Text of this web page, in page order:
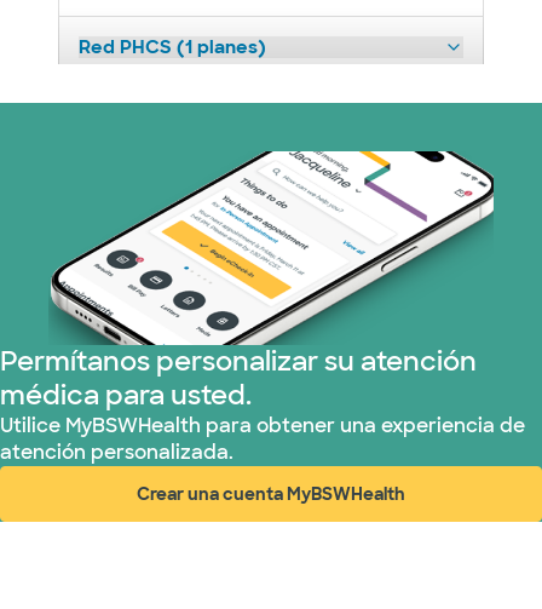
Red PHCS (1 planes)
Plan de Salud Superior (6 planes)
TriWest HealthCare (1 planes)
United HealthCare (18 planes)
Permítanos personalizar su atención
médica para usted.
Utilice MyBSWHealth para obtener una experiencia de
atención personalizada.
Crear una cuenta MyBSWHealth
(abre en ventana nueva)